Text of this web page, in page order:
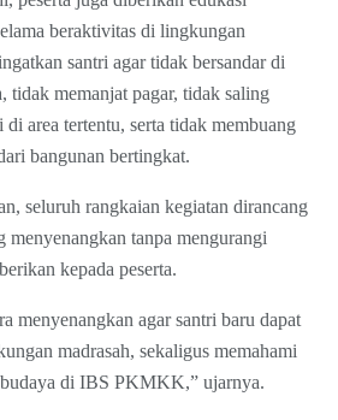
beraktivitas di lingkungan
santri agar tidak bersandar di
tidak memanjat pagar, tidak saling
area tertentu, serta tidak membuang
bangunan bertingkat.
seluruh rangkaian kegiatan dirancang
menyenangkan tanpa mengurangi
kepada peserta.
menyenangkan agar santri baru dapat
madrasah, sekaligus memahami
di IBS PKMKK,” ujarnya.